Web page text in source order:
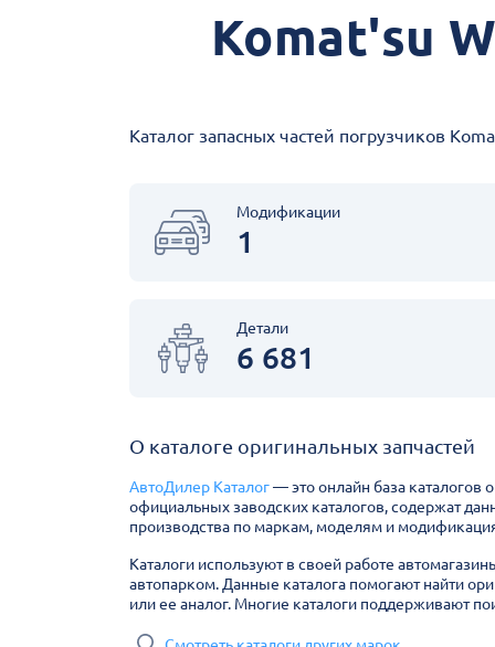
Komat'su
Каталог запасных частей погрузчиков
Модификации
1
Детали
6 681
О каталоге оригинальных запчастей
АвтоДилер Каталог— это онлайн база каталогов
официальных заводских каталогов, содержат
производства по маркам, моделям и
Каталоги используют в своей работе
автопарком. Данные каталога помогают найти
или ее аналог. Многие каталоги поддерживают